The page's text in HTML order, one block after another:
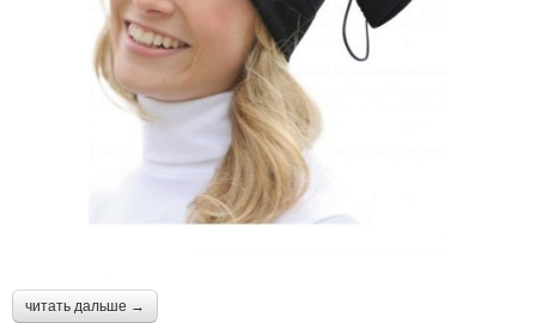
читать дальше →